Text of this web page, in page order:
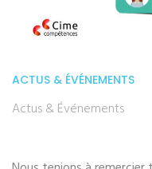
ACTUS & ÉVÉNEMENTS
Actus & Événements